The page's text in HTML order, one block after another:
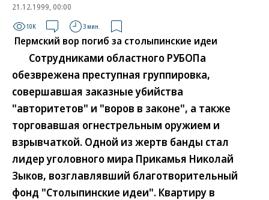
21.12.1999, 00:00
10K 3 мин.
Пермский вор погиб за столыпинские идеи
Сотрудниками областного РУБОПа
обезврежена преступная группировка,
совершавшая заказные убийства
"авторитетов" и "воров в законе", а также
торговавшая огнестрельным оружием и
взрывчаткой. Одной из жертв банды стал
лидер уголовного мира Прикамья Николай
Зыков, возглавлявший благотворительный
фонд "Столыпинские идеи". Квартиру в